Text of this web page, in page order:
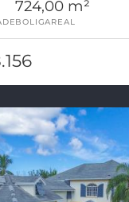
724,00 m²
BOLIGAREAL